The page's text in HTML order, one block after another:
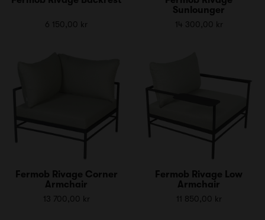
6 150,00 kr
Sunlounger
14 300,00 kr
Fermob Rivage Corner
Armchair
13 700,00 kr
Fermob Rivage Low
Armchair
11 850,00 kr